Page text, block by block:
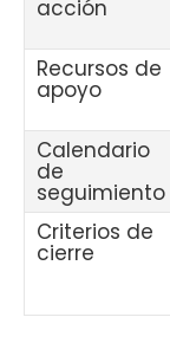
acción
Recursos de
apoyo
Calendario
de
seguimiento
Criterios de
cierre